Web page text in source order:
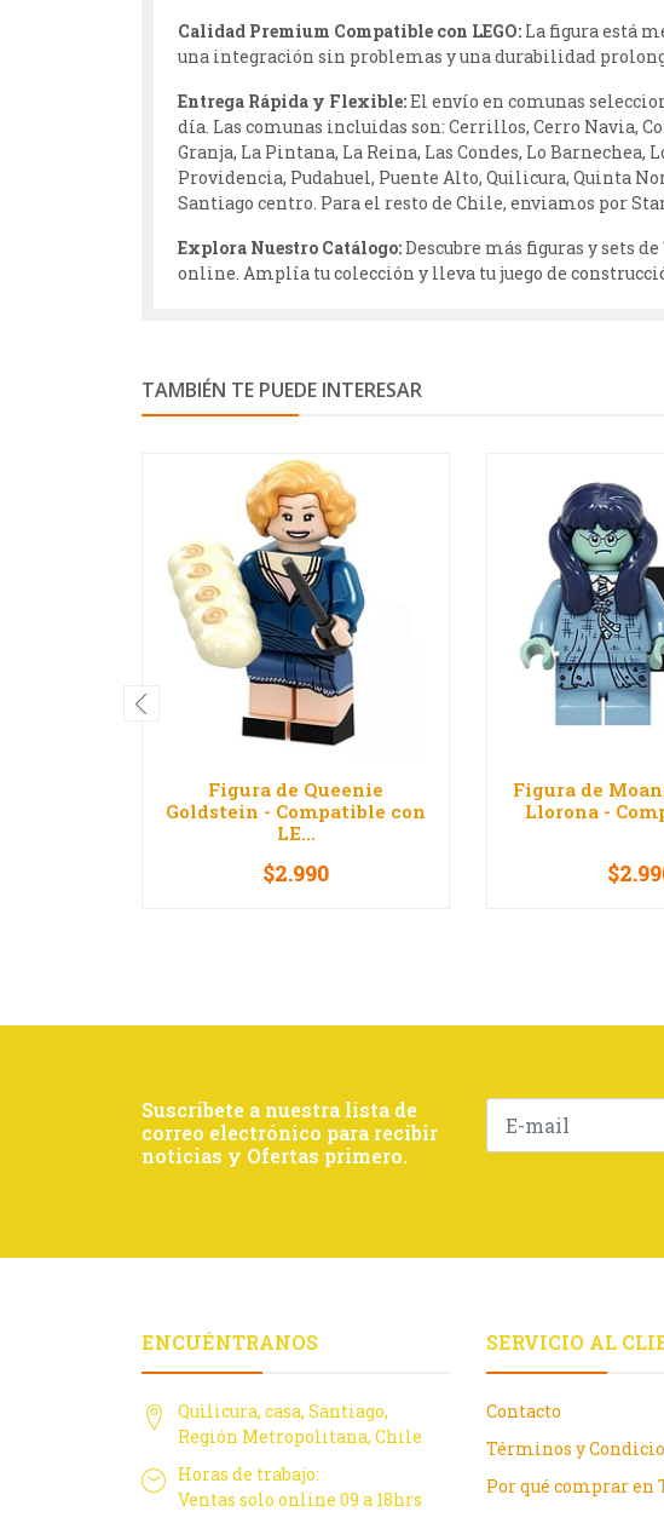
Calidad Premium Compatible con LEGO: La figura está
una integración sin problemas y una durabilidad
Entrega Rápida y Flexible:El envío en comunas
día. Las comunas incluidas son: Cerrillos, Cerro Navia,
Granja, La Pintana, La Reina, Las Condes, Lo
Providencia, Pudahuel, Puente Alto, Quilicura, Quinta
Santiago centro. Para el resto de Chile, enviamos por
Explora Nuestro Catálogo:Descubre más figuras y sets
online. Amplía tu colección y lleva tu juego de
TAMBIÉN TE PUEDE INTERESAR
Figura de Queenie
Goldstein - Compatible con
LE...
+
$2.990
Figura de
Llorona -
+
Suscríbete a nuestra lista de
correo electrónico para recibir
noticias y Ofertas primero.
ENCUÉNTRANOS
Quilicura, casa, Santiago,
Región Metropolitana, Chile
Horas de trabajo:
Ventas solo online 09 a 18hrs
SERVICIO AL
Contacto
Términos y
Por qué comprar en